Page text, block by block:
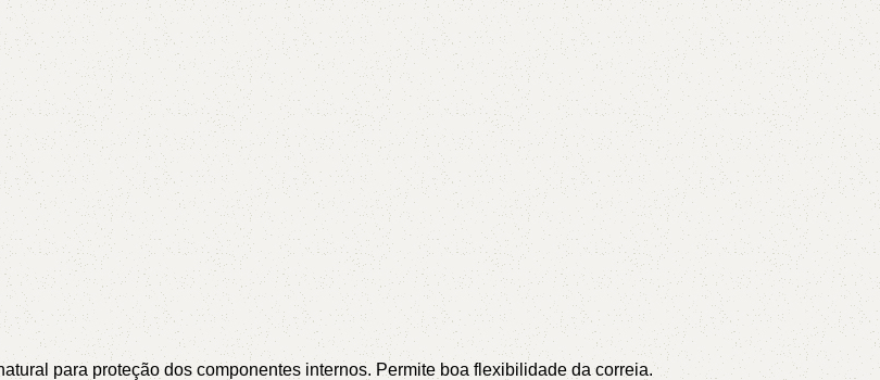
para proteção dos componentes internos. Permite boa flexibilidade da correia.